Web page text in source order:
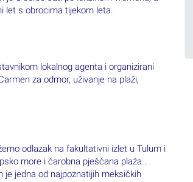
lokalnog agenta i organizirani
za odmor, uživanje na plaži,
odlazak na fakultativni izlet u Tulum i
more i čarobna pješčana plaža..
jedna od najpoznatijih meksičkih
Leži na istočnoj obali poluotoka
S druge je strane grad štitio do 5
grad i luka. Izgrađen je oko 1200.